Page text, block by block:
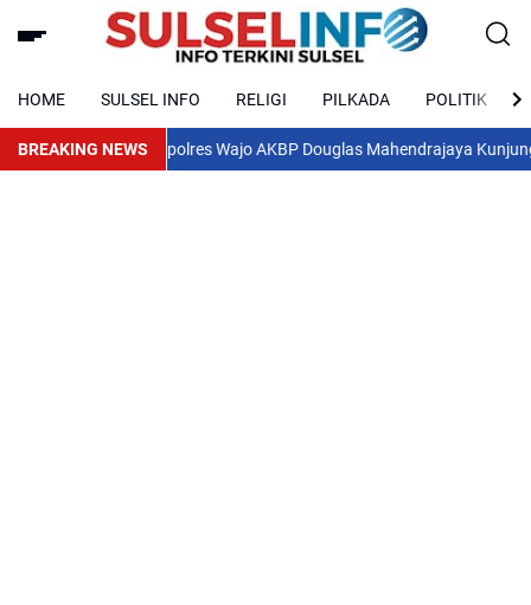
HOME SULSEL INFO RELIGI PILKADA POLITIK
BREAKING NEWSKapolres Wajo AKBP Douglas Mahendrajaya Kunjungi